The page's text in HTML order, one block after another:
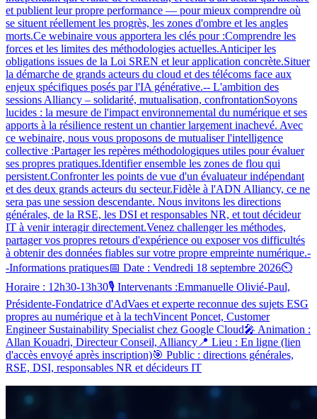
et publient leur propre performance — pour mieux comprendre où
se situent réellement les progrès, les zones d'ombre et les angles
morts.Ce webinaire vous apportera les clés pour :Comprendre les
forces et les limites des méthodologies actuelles.Anticiper les
obligations issues de la Loi SREN et leur application concrète.Situer
la démarche de grands acteurs du cloud et des télécoms face aux
enjeux spécifiques posés par l'IA générative.-- L'ambition des
sessions Alliancy – solidarité, mutualisation, confrontationSoyons
lucides : la mesure de l'impact environnemental du numérique et ses
apports à la résilience restent un chantier largement inachevé. Avec
ce webinaire, nous vous proposons de mutualiser l'intelligence
collective :Partager les repères méthodologiques utiles pour évaluer
ses propres pratiques.Identifier ensemble les zones de flou qui
persistent.Confronter les points de vue d'un évaluateur indépendant
et des deux grands acteurs du secteur.Fidèle à l'ADN Alliancy, ce ne
sera pas une session descendante. Nous invitons les directions
générales, de la RSE, les DSI et responsables NR, et tout décideur
IT à venir interagir directement.Venez challenger les méthodes,
partager vos propres retours d'expérience ou exposer vos difficultés
à obtenir des données fiables sur votre propre empreinte numérique.-
-Informations pratiques📅 Date : Vendredi 18 septembre 2026⏲️
Horaire : 12h30-13h30🎙️ Intervenants :Emmanuelle Olivié-Paul,
Présidente-Fondatrice d'AdVaes et experte reconnue des sujets ESG
propres au numérique et à la techVincent Poncet, Customer
Engineer Sustainability Specialist chez Google Cloud🎤 Animation :
Allan Kouadri, Directeur Conseil, Alliancy📍 Lieu : En ligne (lien
d'accès envoyé après inscription)🎯 Public : directions générales,
RSE, DSI, responsables NR et décideurs IT